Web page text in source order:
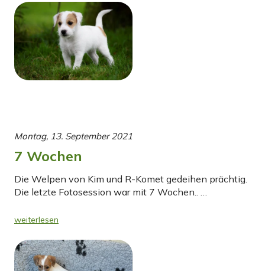
Montag, 13. September 2021
7 Wochen
Die Welpen von Kim und R-Komet gedeihen prächtig.
Die letzte Fotosession war mit 7 Wochen.. …
weiterlesen